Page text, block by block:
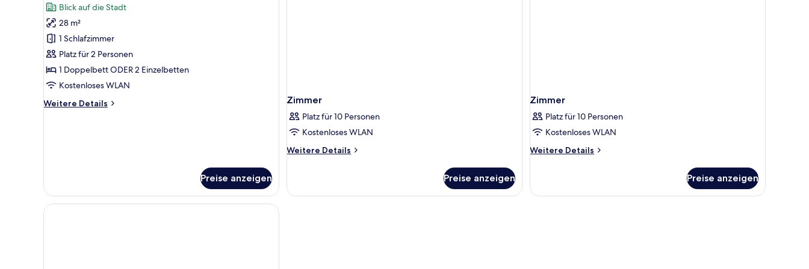
Studio
anzeigen
Bewertungen)
Blick auf die Stadt
28 m²
1 Schlafzimmer
Platz für 2 Personen
1 Doppelbett ODER 2 Einzelbetten
Kostenloses WLAN
Weitere Details
Weitere
Preise anzeigen
Zimmer
Platz für 10 Personen
Kostenloses WLAN
Weitere Details
Weitere
Preise anzeigen
Zimmer
Platz für 10 Personen
Kostenloses WLAN
Weitere Details
Weitere
Preise anzeigen